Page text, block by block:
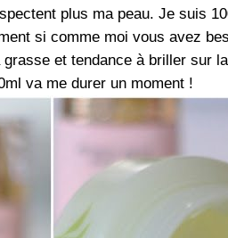
plus ma peau. Je suis
si comme moi vous avez
et tendance à briller sur
va me durer un moment !